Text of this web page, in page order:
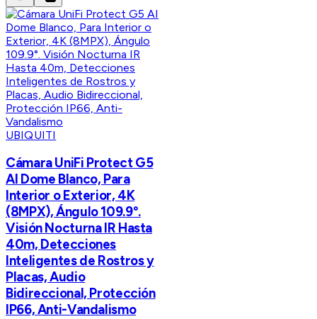
UBIQUITI
Cámara UniFi Protect G5
AI Dome Blanco, Para
Interior o Exterior, 4K
(8MPX), Ángulo 109.9°.
Visión Nocturna IR Hasta
40m, Detecciones
Inteligentes de Rostros y
Placas, Audio
Bidireccional, Protección
IP66, Anti-Vandalismo